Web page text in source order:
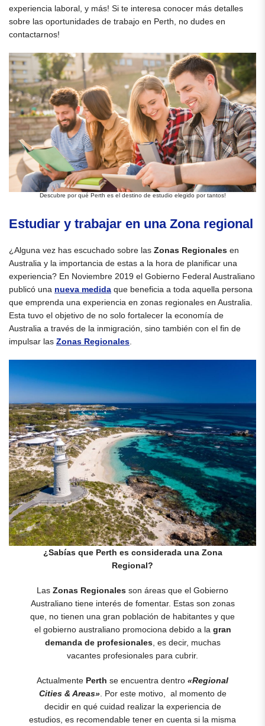
experiencia laboral, y más! Si te interesa conocer más detalles
sobre las oportunidades de trabajo en Perth, no dudes en
contactarnos!
Descubre por qué Perth es el destino de estudio elegido por tantos!
Estudiar y trabajar en una Zona regional
¿Alguna vez has escuchado sobre las Zonas Regionales en
Australia y la importancia de estas a la hora de planificar una
experiencia? En Noviembre 2019 el Gobierno Federal Australiano
publicó una nueva medida que beneficia a toda aquella persona
que emprenda una experiencia en zonas regionales en Australia.
Esta tuvo el objetivo de no solo fortalecer la economía de
Australia a través de la inmigración, sino también con el fin de
impulsar las Zonas Regionales
¿Sabías que Perth es considerada una Zona
Regional?
Las Zonas Regionales son áreas que el Gobierno
Australiano tiene interés de fomentar. Estas son zonas
que, no tienen una gran población de habitantes y que
el gobierno australiano promociona debido a la gran
demanda de profesionales, es decir, muchas
vacantes profesionales para cubrir.
Actualmente Perth se encuentra dentro «Regional
Cities & Areas». Por este motivo, al momento de
decidir en qué cuidad realizar la experiencia de
estudios, es recomendable tener en cuenta si la misma